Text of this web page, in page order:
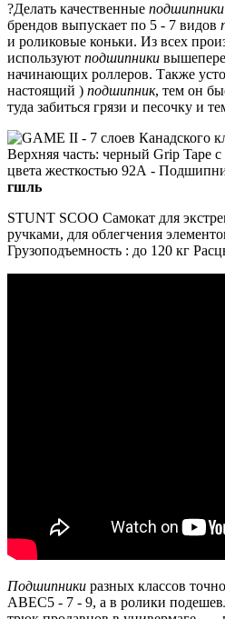
?Делать качественные подшипники
брендов выпускает по 5 - 7 видов
и роликовые коньки. Из всех
используют подшипники
начинающих роллеров. Также
настоящий ) подшипник, тем он
туда забиться грязи и песочку и
гшль
STUNT SCOO Самокат для
ручками, для облегчения
Грузоподъемность : до 120 кг
Подшипники разных классов
ABEC5 - 7 - 9, а в ролики